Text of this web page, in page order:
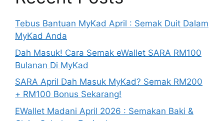
Tebus Bantuan MyKad April : Semak Duit Dalam
MyKad Anda
Dah Masuk! Cara Semak eWallet SARA RM100
Bulanan Di MyKad
SARA April Dah Masuk MyKad? Semak RM200
+ RM100 Bonus Sekarang!
EWallet Madani April 2026 : Semakan Baki &